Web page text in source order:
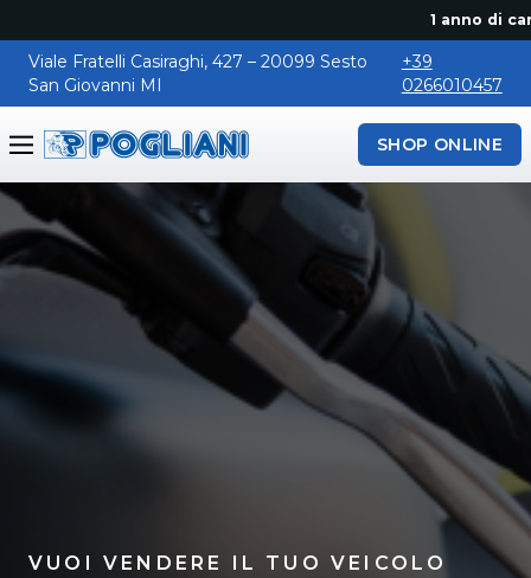
1 anno di
Viale Fratelli Casiraghi, 427 – 20099 Sesto
San Giovanni MI
+39
0266010457
SHOP ONLINE
VUOI VENDERE IL TUO VEICOLO